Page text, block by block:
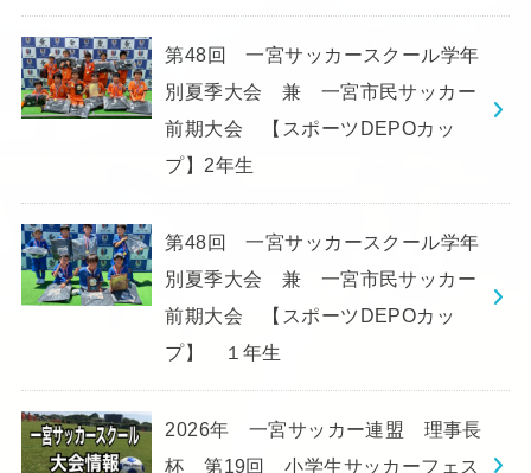
第48回 一宮サッカースクール学年
別夏季大会 兼 一宮市民サッカー
前期大会 【スポーツDEPOカッ
プ】2年生
第48回 一宮サッカースクール学年
別夏季大会 兼 一宮市民サッカー
前期大会 【スポーツDEPOカッ
プ】 １年生
2026年 一宮サッカー連盟 理事長
杯 第19回 小学生サッカーフェス